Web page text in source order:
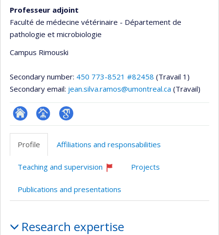
Professeur adjoint
Faculté de médecine vétérinaire - Département de
pathologie et microbiologie
Campus Rimouski
Secondary number: 450 773-8521 #82458 (Travail 1)
Secondary email: jean.silva.ramos@umontreal.ca (Travail)
ResearchGate
Page
professionnelle
(faculté,département,école)
Google
Scholar
Profile Affiliations and responsabilities
Teaching and supervision
recruiting
Projects
Publications and presentations
Research expertise